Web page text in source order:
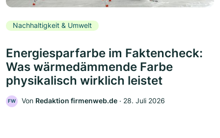
Nachhaltigkeit & Umwelt
Energiesparfarbe im Faktencheck:
Was wärmedämmende Farbe
physikalisch wirklich leistet
FW Von Redaktion firmenweb.de ‧ 28. Juli 2026